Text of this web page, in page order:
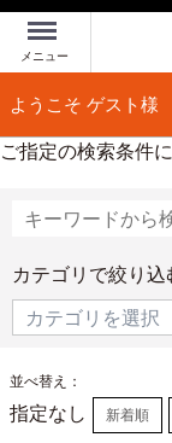
Menu
メニュー
ようこそ ゲスト様
ご指定の検索条件
カテゴリで絞り込
並べ替え：
指定なし 新着順